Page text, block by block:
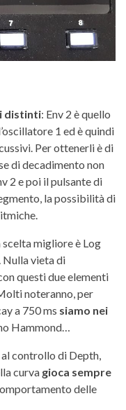
distinti: Env 2 è quello
1 ed è quindi
Per ottenerli è di
di decadimento non
2 e poi il pulsante di
la possibilità di
scelta migliore è Log
Nulla vieta di
questi due elementi
noteranno, per
a 750 ms siamo nei
Hammond…
controllo di Depth,
curva gioca sempre
delle